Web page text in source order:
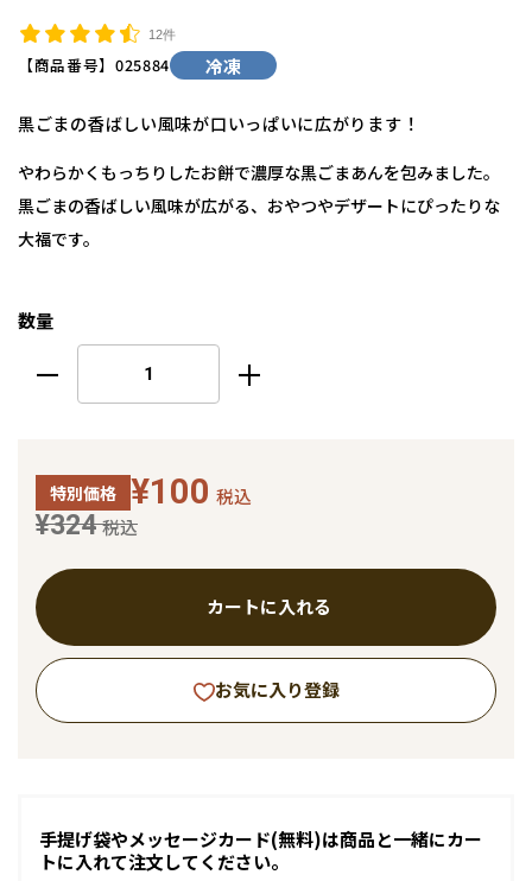
12件
【商品番号】 025884 冷凍
黒ごまの香ばしい風味が口いっぱいに広がります！
やわらかくもっちりしたお餅で濃厚な黒ごまあんを包みました。
黒ごまの香ばしい風味が広がる、おやつやデザートにぴったりな
大福です。
数量
¥100 税込
特別価格
¥324 税込
カートに入れる
お気に入り登録
手提げ袋やメッセージカード(無料)は商品と一緒にカー
トに入れて注文してください。